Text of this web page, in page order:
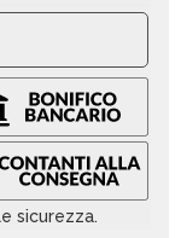
sicurezza.